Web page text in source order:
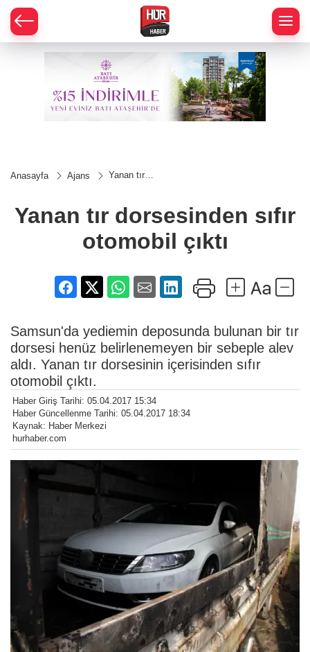
Anasayfa Ajans
Yanan tır
otomobil
çıktı
Yanan tır dorsesinden sıfır
otomobil çıktı
Samsun'da yediemin deposunda bulunan bir tır
dorsesi henüz belirlenemeyen bir sebeple alev
aldı. Yanan tır dorsesinin içerisinden sıfır
otomobil çıktı.
Haber Giriş Tarihi: 05.04.2017 15:34
Haber Güncellenme Tarihi: 05.04.2017 18:34
Kaynak: Haber Merkezi
hurhaber.com